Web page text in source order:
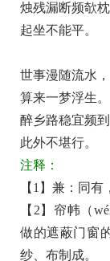
啼
·
夜
风
兼
雨
原
文
翻
译
烛残漏断频欹枕
起坐不能平。
世事漫随流水，
算来一梦浮生。
醉乡路稳宜频到
此外不堪行。
注释：
【1】兼：同
【2】帘帏（
做的遮蔽门窗
纱、布制成。